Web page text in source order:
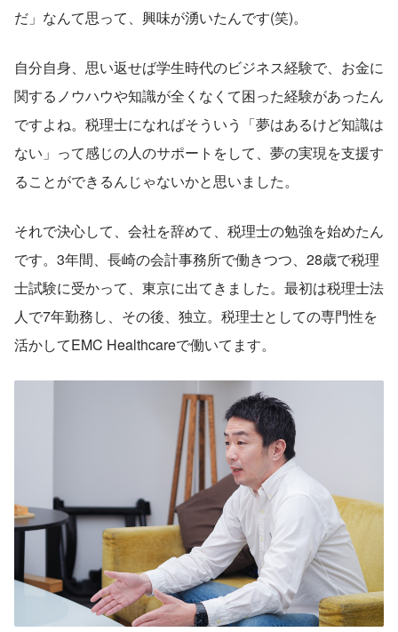
だ」なんて思って、興味が湧いたんです(笑)。
自分自身、思い返せば学生時代のビジネス経験で、お金に
関するノウハウや知識が全くなくて困った経験があったん
ですよね。税理士になればそういう「夢はあるけど知識は
ない」って感じの人のサポートをして、夢の実現を支援す
ることができるんじゃないかと思いました。
それで決心して、会社を辞めて、税理士の勉強を始めたん
です。3年間、長崎の会計事務所で働きつつ、28歳で税理
士試験に受かって、東京に出てきました。最初は税理士法
人で7年勤務し、その後、独立。税理士としての専門性を
活かしてEMC Healthcareで働いてます。